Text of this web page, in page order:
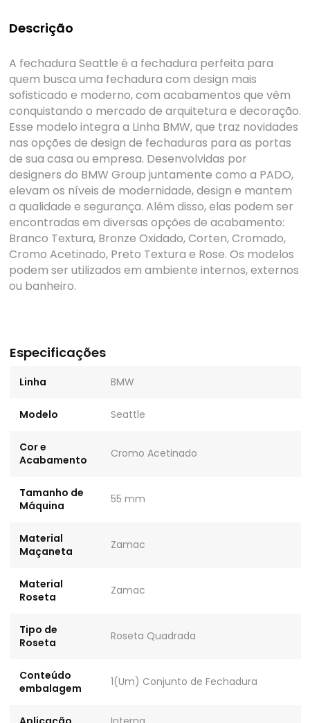
Descrição
A fechadura Seattle é a fechadura perfeita para
quem busca uma fechadura com design mais
sofisticado e moderno, com acabamentos que vêm
conquistando o mercado de arquitetura e decoração.
Esse modelo integra a Linha BMW, que traz novidades
nas opções de design de fechaduras para as portas
de sua casa ou empresa. Desenvolvidas por
designers do BMW Group juntamente como a PADO,
elevam os níveis de modernidade, design e mantem
a qualidade e segurança. Além disso, elas podem ser
encontradas em diversas opções de acabamento:
Branco Textura, Bronze Oxidado, Corten, Cromado,
Cromo Acetinado, Preto Textura e Rose. Os modelos
podem ser utilizados em ambiente internos, externos
ou banheiro.
Especificações
Linha BMW
Modelo Seattle
Cor e
Acabamento
Cromo Acetinado
Tamanho de
Máquina
55 mm
Material
Maçaneta
Zamac
Material
Roseta
Zamac
Tipo de
Roseta
Roseta Quadrada
Conteúdo
embalagem
1(Um) Conjunto de Fechadura